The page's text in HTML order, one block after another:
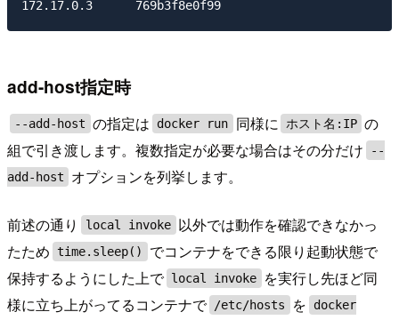
add-host指定時
--add-host の指定は docker run 同様に ホスト名:IP の
組で引き渡します。複数指定が必要な場合はその分だけ
--
add-host
オプションを列挙します。
前述の通り local invoke 以外では動作を確認できなかっ
たため time.sleep()
でコンテナをできる限り起動状態で
保持するようにした上で local invoke
を実行し先ほど同
様に立ち上がってるコンテナで
/etc/hosts を
docker